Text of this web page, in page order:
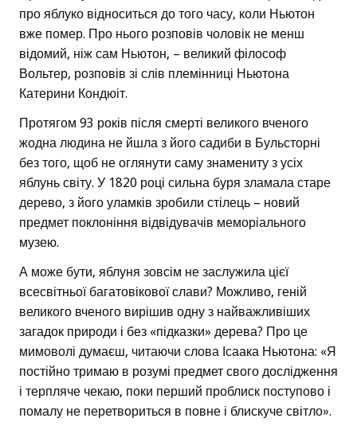
про яблуко відноситься до того часу, коли Ньютон
вже помер. Про нього розповів чоловік не менш
відомий, ніж сам Ньютон, – великий філософ
Вольтер, розповів зі слів племінниці Ньютона
Катерини Кондюіт.
Протягом 93 років після смерті великого вченого
жодна людина не йшла з його садиби в Бульсторні
без того, щоб не оглянути саму знамениту з усіх
яблунь світу. У 1820 році сильна буря зламала старе
дерево, з його уламків зробили стілець – новий
предмет поклоніння відвідувачів меморіального
музею.
А може бути, яблуня зовсім не заслужила цієї
всесвітньої багатовікової слави? Можливо, геній
великого вченого вирішив одну з найважливіших
загадок природи і без «підказки» дерева? Про це
мимоволі думаєш, читаючи слова Ісаака Ньютона: «Я
постійно тримаю в розумі предмет свого дослідження
і терпляче чекаю, поки перший проблиск поступово і
помалу не перетвориться в повне і блискуче світло».